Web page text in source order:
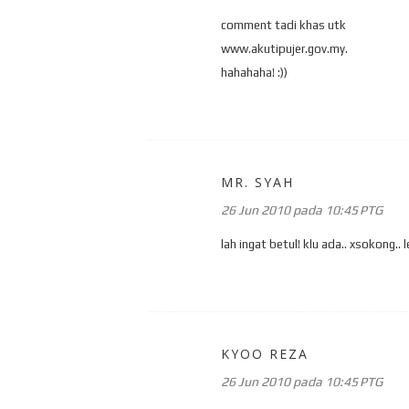
comment tadi khas utk
www.akutipujer.gov.my.
hahahaha! :))
MR. SYAH
26 Jun 2010 pada 10:45 PTG
lah ingat betul! klu ada.. xsokong..
KYOO REZA
26 Jun 2010 pada 10:45 PTG